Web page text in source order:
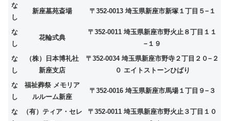
な
し
新座墓苑斎場 〒352-0013 埼玉県新座市新塚１丁目５−１
な
し
花輪式典
〒352-0011 埼玉県新座市野火止８丁目１１
−１９
な
し
（株）日本博礼社
新座支店
〒352-0034 埼玉県新座市野寺２丁目２０−２
０ エイトストーンひばり
な
し
福祉葬祭 メモリア
ルルーム新座
〒352-0016 埼玉県新座市馬場１丁目９−３
な
（有）ティア・セレ
〒352-0011 埼玉県新座市野火止３丁目１０